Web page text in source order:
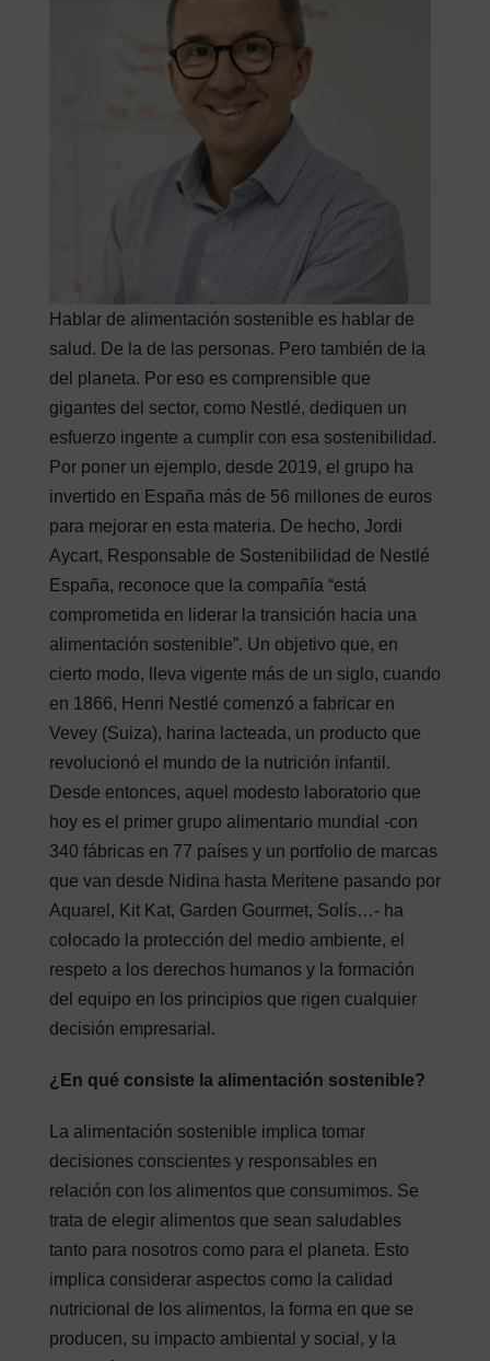
Hablar de alimentación sostenible es hablar de
salud. De la de las personas. Pero también de la
del planeta. Por eso es comprensible que
gigantes del sector, como Nestlé, dediquen un
esfuerzo ingente a cumplir con esa sostenibilidad.
Por poner un ejemplo, desde 2019, el grupo ha
invertido en España más de 56 millones de euros
para mejorar en esta materia. De hecho, Jordi
Aycart, Responsable de Sostenibilidad de Nestlé
España, reconoce que la compañía “está
comprometida en liderar la transición hacia una
alimentación sostenible”. Un objetivo que, en
cierto modo, lleva vigente más de un siglo, cuando
en 1866, Henri Nestlé comenzó a fabricar en
Vevey (Suiza), harina lacteada, un producto que
revolucionó el mundo de la nutrición infantil.
Desde entonces, aquel modesto laboratorio que
hoy es el primer grupo alimentario mundial -con
340 fábricas en 77 países y un portfolio de marcas
que van desde Nidina hasta Meritene pasando por
Aquarel, Kit Kat, Garden Gourmet, Solís…- ha
colocado la protección del medio ambiente, el
respeto a los derechos humanos y la formación
del equipo en los principios que rigen cualquier
decisión empresarial.
¿En qué consiste la alimentación sostenible?
La alimentación sostenible implica tomar
decisiones conscientes y responsables en
relación con los alimentos que consumimos. Se
trata de elegir alimentos que sean saludables
tanto para nosotros como para el planeta. Esto
implica considerar aspectos como la calidad
nutricional de los alimentos, la forma en que se
producen, su impacto ambiental y social, y la